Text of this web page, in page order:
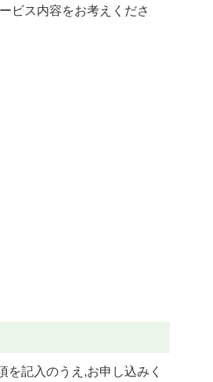
ビス内容をお考えくださ
記入のうえ,お申し込みく